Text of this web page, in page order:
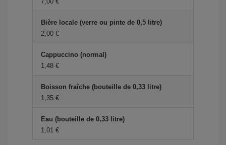
Bière locale (verre ou pinte de 0,5 litre)
2,00 €
Cappuccino (normal)
1,48 €
Boisson fraîche (bouteille de 0,33 litre)
1,35 €
Eau (bouteille de 0,33 litre)
1,01 €